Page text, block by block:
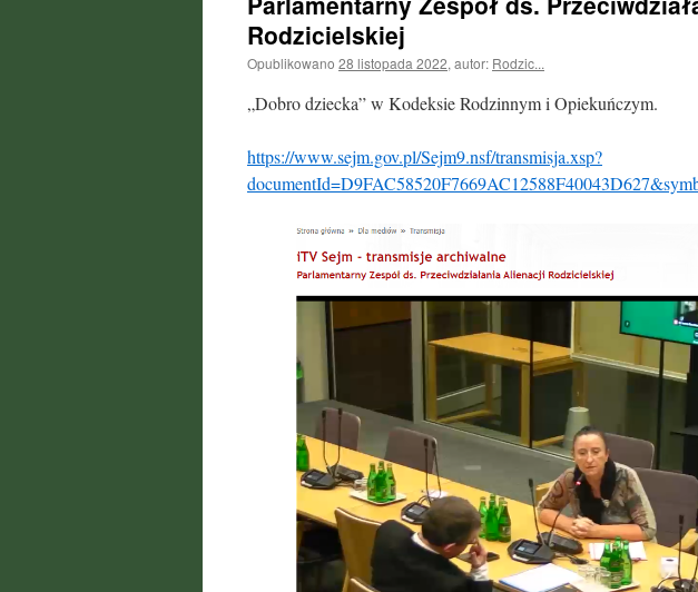
Rodzicielskiej
Opublikowano 28 listopada 2022, autor: Rodzic...
„Dobro dziecka” w Kodeksie Rodzinnym i Opiekuńczym.
https://www.sejm.gov.pl/Sejm9.nsf/transmisja.xsp?